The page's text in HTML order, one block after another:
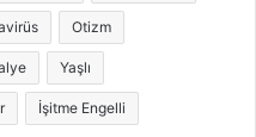
Otizm
Yaşlı
İşitme Engelli